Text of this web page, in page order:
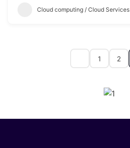
Cloud computing / Cloud Services
1 2